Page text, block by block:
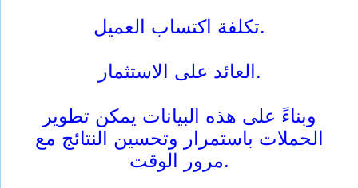
تكلفة اكتساب العميل.
العائد على الاستثمار.
وبناءً على هذه البيانات يمكن تطوير
الحملات باستمرار وتحسين النتائج مع
مرور الوقت.